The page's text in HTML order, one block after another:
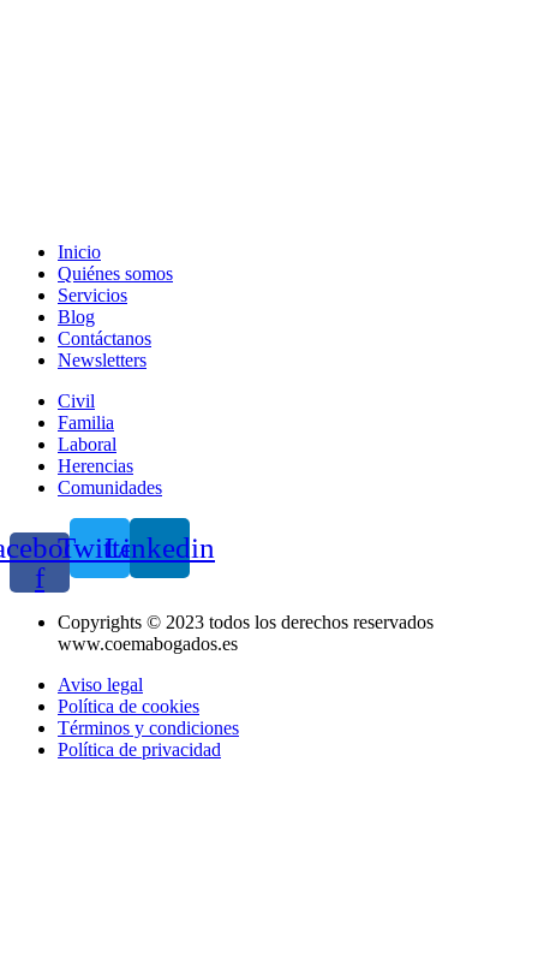
Inicio
Quiénes somos
Servicios
Blog
Contáctanos
Newsletters
Civil
Familia
Laboral
Herencias
Comunidades
f
TwitterLinkedin
Copyrights © 2023 todos los derechos reservados
www.coemabogados.es
Aviso legal
Política de cookies
Términos y condiciones
Política de privacidad